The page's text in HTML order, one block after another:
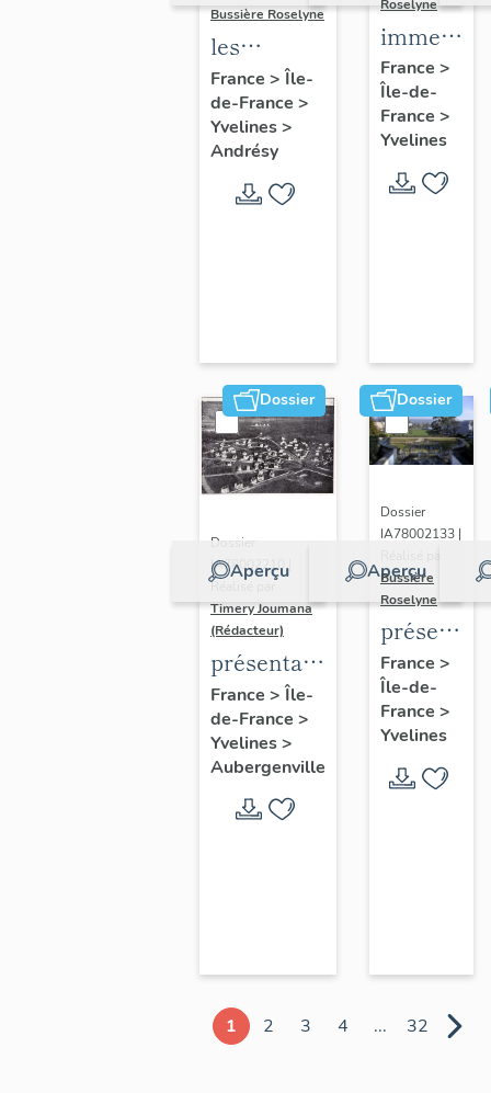
Bussière Roselyne
les
immeubles,
maisons et
fermes du
canton
d'Andrésy
France > Île-
de-France >
Yvelines>
Andrésy
Roselyne
maisons,
fermes
France >
Île-de-
France >
Yvelines
Dossier
Aperçu
Dossier
IA78002210 |
Réalisé par
Timery Joumana
(Rédacteur)
présentation
de l'étude
d'Elisabethville
France > Île-
de-France >
Yvelines>
Aubergenville
Dossier
Aperçu
Dossier
IA78002133 |
Bussière
Roselyne
du
diagnostic
et
France >
Île-de-
France >
Yvelines
1 2 3 4 ... 32